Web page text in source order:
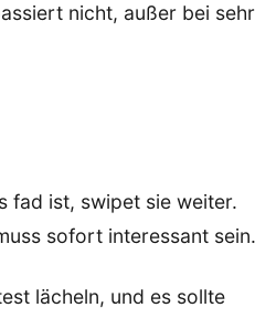
nicht, außer bei sehr
fad ist, swipet sie weiter.
sofort interessant sein.
lächeln, und es sollte